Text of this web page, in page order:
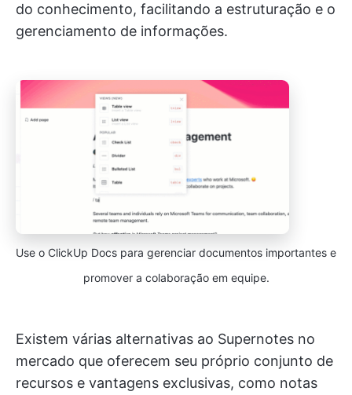
do conhecimento, facilitando a estruturação e o
gerenciamento de informações.
Use o ClickUp Docs para gerenciar documentos importantes e
promover a colaboração em equipe.
Existem várias alternativas ao Supernotes no
mercado que oferecem seu próprio conjunto de
recursos e vantagens exclusivas, como notas